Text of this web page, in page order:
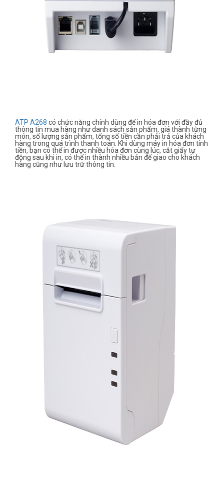
ATP A268 có chức năng chính dùng để in hóa đơn với đầy đủ
thông tin mua hàng như danh sách sản phẩm, giá thành từng
món, số lượng sản phẩm, tổng số tiền cần phải trả của khách
hàng trong quá trình thanh toán. Khi dùng máy in hóa đơn tính
tiền, bạn có thể in được nhiều hóa đơn cùng lúc, cắt giấy tự
động sau khi in, có thể in thành nhiều bản để giao cho khách
hàng cũng như lưu trữ thông tin.